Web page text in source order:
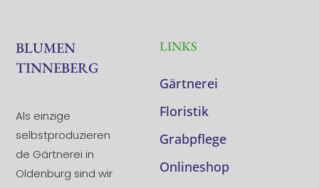
BLUMEN
TINNEBERG
Als einzige
selbstproduzieren
de Gärtnerei in
Oldenburg sind wir
LINKS
Gärtnerei
Floristik
Grabpflege
Onlineshop